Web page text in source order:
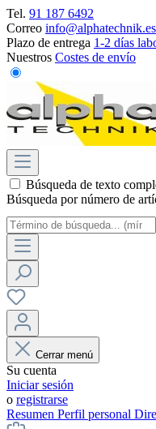
Tel. 91 187 6492
Correo info@alphatechnik.es
Plazo de entrega 1-2 días
Nuestros Costes de envío
Búsqueda de texto
Búsqueda por número de
Cerrar menú
Su cuenta
Iniciar sesión
o registrarse
Resumen Perfil personal